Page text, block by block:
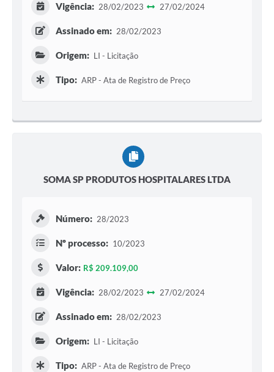
Vigência: 28/02/2023 27/02/2024
Assinado em: 28/02/2023
Origem: LI - Licitação
Tipo: ARP - Ata de Registro de Preço
SOMA SP PRODUTOS HOSPITALARES LTDA
Número: 28/2023
Nº processo: 10/2023
Valor: R$ 209.109,00
Vigência: 28/02/2023 27/02/2024
Assinado em: 28/02/2023
Origem: LI - Licitação
Tipo: ARP - Ata de Registro de Preço